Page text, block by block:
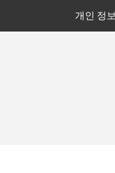
개인 정